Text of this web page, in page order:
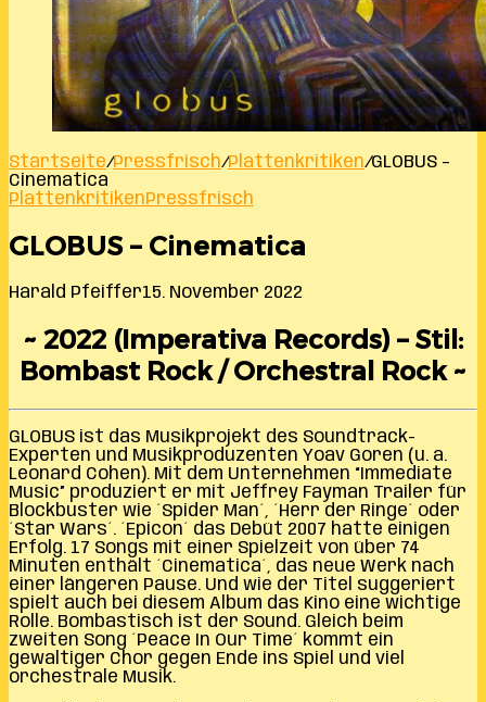
Startseite/Pressfrisch/Plattenkritiken/GLOBUS –
Cinematica
PlattenkritikenPressfrisch
GLOBUS – Cinematica
Harald Pfeiffer15. November 2022
~ 2022 (Imperativa Records) – Stil:
Bombast Rock / Orchestral Rock ~
GLOBUS ist das Musikprojekt des Soundtrack-
Experten und Musikproduzenten Yoav Goren (u. a.
Leonard Cohen). Mit dem Unternehmen “Immediate
Music” produziert er mit Jeffrey Fayman Trailer für
Blockbuster wie ´Spider Man´, ´Herr der Ringe´ oder
´Star Wars´. ´Epicon´ das Debüt 2007 hatte einigen
Erfolg. 17 Songs mit einer Spielzeit von über 74
Minuten enthält ´Cinematica´, das neue Werk nach
einer längeren Pause. Und wie der Titel suggeriert
spielt auch bei diesem Album das Kino eine wichtige
Rolle. Bombastisch ist der Sound. Gleich beim
zweiten Song ´Peace In Our Time´ kommt ein
gewaltiger Chor gegen Ende ins Spiel und viel
orchestrale Musik.